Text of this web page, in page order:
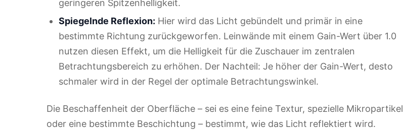
geringeren Spitzenhelligkeit.
Spiegelnde Reflexion: Hier wird das Licht gebündelt und primär in eine
bestimmte Richtung zurückgeworfen. Leinwände mit einem Gain-Wert über 1.0
nutzen diesen Effekt, um die Helligkeit für die Zuschauer im zentralen
Betrachtungsbereich zu erhöhen. Der Nachteil: Je höher der Gain-Wert, desto
schmaler wird in der Regel der optimale Betrachtungswinkel.
Die Beschaffenheit der Oberfläche – sei es eine feine Textur, spezielle Mikropartikel
oder eine bestimmte Beschichtung – bestimmt, wie das Licht reflektiert wird.